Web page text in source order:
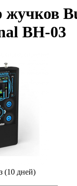
жучков
BH-03
(10 дней)